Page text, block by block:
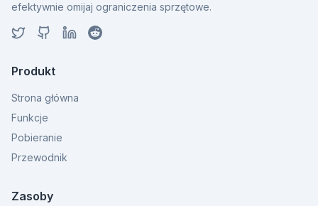
efektywnie omijaj ograniczenia sprzętowe.
Produkt
Strona główna
Funkcje
Pobieranie
Przewodnik
Zasoby